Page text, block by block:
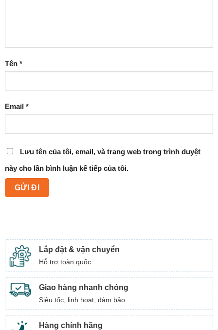
Tên *
Email *
Lưu tên của tôi, email, và trang web trong trình duyệt
này cho lần bình luận kế tiếp của tôi.
Lắp đặt & vận chuyển
Hỗ trợ toàn quốc
Giao hàng nhanh chóng
Siêu tốc, linh hoạt, đảm bảo
Hàng chính hãng